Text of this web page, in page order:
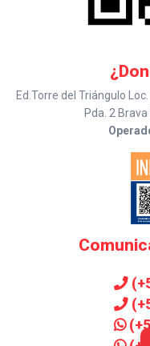
Ed.Torre del Triángulo
Pda. 2